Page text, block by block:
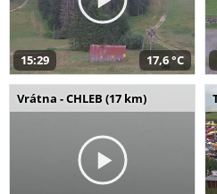
15:29 17,6 °C
Vrátna - CHLEB (17 km)